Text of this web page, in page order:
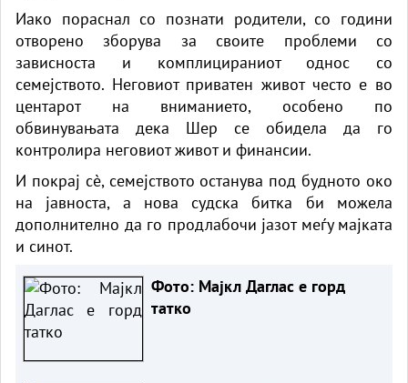
Иако пораснал со познати родители, со години
отворено зборува за своите проблеми со
зависноста и комплицираниот однос со
семејството. Неговиот приватен живот често е во
центарот на вниманието, особено по
обвинувањата дека Шер се обидела да го
контролира неговиот живот и финансии.
И покрај сè, семејството останува под будното око
на јавноста, а нова судска битка би можела
дополнително да го продлабочи јазот меѓу мајката
и синот.
Фото: Мајкл Даглас е горд
татко